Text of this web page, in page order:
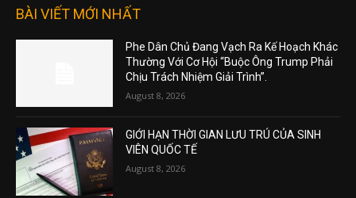
BÀI VIẾT MỚI NHẤT
Phe Dân Chủ Đang Vạch Ra Kế Hoạch Khác
Thường Với Cơ Hội “Buộc Ông Trump Phải
Chịu Trách Nhiệm Giải Trình”.
August 8, 2026
GIỚI HẠN THỜI GIAN LƯU TRÚ CỦA SINH
VIÊN QUỐC TẾ
August 8, 2026